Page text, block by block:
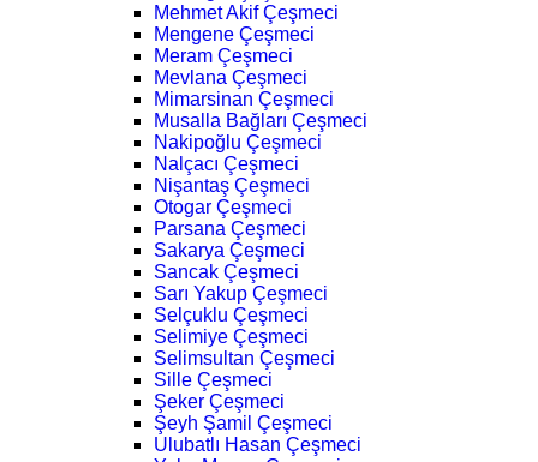
Mehmet Akif Çeşmeci
Mengene Çeşmeci
Meram Çeşmeci
Mevlana Çeşmeci
Mimarsinan Çeşmeci
Musalla Bağları Çeşmeci
Nakipoğlu Çeşmeci
Nalçacı Çeşmeci
Nişantaş Çeşmeci
Otogar Çeşmeci
Parsana Çeşmeci
Sakarya Çeşmeci
Sancak Çeşmeci
Sarı Yakup Çeşmeci
Selçuklu Çeşmeci
Selimiye Çeşmeci
Selimsultan Çeşmeci
Sille Çeşmeci
Şeker Çeşmeci
Şeyh Şamil Çeşmeci
Ulubatlı Hasan Çeşmeci